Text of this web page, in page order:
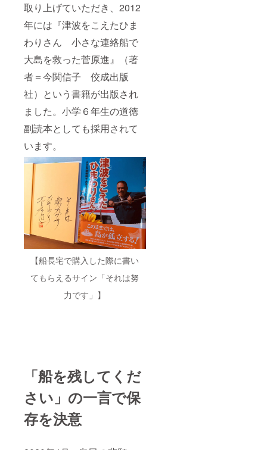
取り上げていただき、2012
年には『津波をこえたひま
わりさん 小さな連絡船で
大島を救った菅原進』（著
者＝今関信子 佼成出版
社）という書籍が出版され
ました。小学６年生の道徳
副読本としても採用されて
います。
【船長宅で購入した際に書い
てもらえるサイン「それは努
力です」】
「船を残してくだ
さい」の一言で保
存を決意